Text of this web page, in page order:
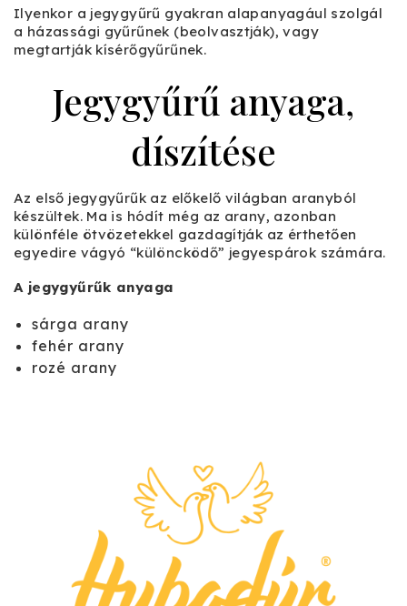
Ilyenkor a jegygyűrű gyakran alapanyagául szolgál
a házassági gyűrűnek (beolvasztják), vagy
megtartják kísérőgyűrűnek.
Jegygyűrű anyaga,
díszítése
Az első jegygyűrűk az előkelő világban aranyból
készültek. Ma is hódít még az arany, azonban
különféle ötvözetekkel gazdagítják az érthetően
egyedire vágyó “különcködő” jegyespárok számára.
A jegygyűrűk anyaga
sárga arany
fehér arany
rozé arany